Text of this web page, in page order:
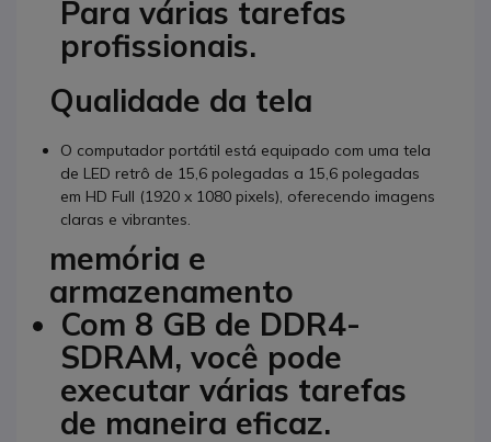
Para várias tarefas
profissionais.
Qualidade da tela
O computador portátil está equipado com uma tela
de LED retrô de 15,6 polegadas a 15,6 polegadas
em HD Full (1920 x 1080 pixels), oferecendo imagens
claras e vibrantes.
memória e
armazenamento
Com 8 GB de DDR4-
SDRAM, você pode
executar várias tarefas
de maneira eficaz.